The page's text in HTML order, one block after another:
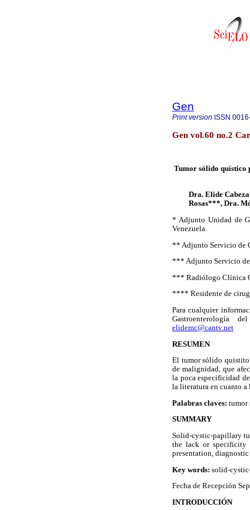
Gen
Print version ISSN
Gen vol.60 no.2
Tumor sólido quístico
Dra. Elide
Rosas***, Dra.
* Adjunto Unidad de
Venezuela.
** Adjunto Servicio de
*** Adjunto Servicio de
*** Radiólogo Clínica
**** Residente de
Para cualquier
Gastroenterología
elidemc@cantv.net
RESUMEN
El tumor sólido quistito
de malignidad, que
la poca especificidad
la literatura en cuanto
Palabras claves: tumor
SUMMARY
Solid-cystic-papillary
the lack or specificity
presentation,
Key words: solid-
Fecha de Recepción
INTRODUCCIÓN